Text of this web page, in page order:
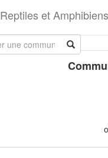
Reptiles et